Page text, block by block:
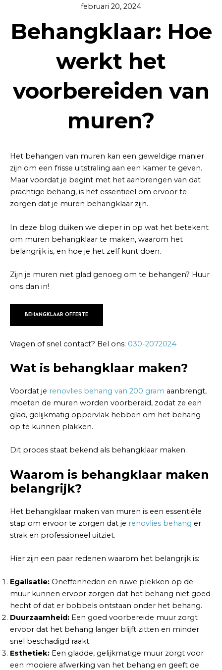
februari 20, 2024
Behangklaar: Hoe
werkt het
voorbereiden van
muren?
Het behangen van muren kan een geweldige manier
zijn om een frisse uitstraling aan een kamer te geven.
Maar voordat je begint met het aanbrengen van dat
prachtige behang, is het essentieel om ervoor te
zorgen dat je muren behangklaar zijn.
In deze blog duiken we dieper in op wat het betekent
om muren behangklaar te maken, waarom het
belangrijk is, en hoe je het zelf kunt doen.
Zijn je muren niet glad genoeg om te behangen? Huur
ons dan in!
BEHANGKLAAR OFFERTE
Vragen of snel contact? Bel ons: 030-2072024
Wat is behangklaar maken?
Voordat je renovlies behang van 200 gram aanbrengt,
moeten de muren worden voorbereid, zodat ze een
glad, gelijkmatig oppervlak hebben om het behang
op te kunnen plakken.
Dit proces staat bekend als behangklaar maken.
Waarom is behangklaar maken
belangrijk?
Het behangklaar maken van muren is een essentiële
stap om ervoor te zorgen dat je renovlies behang er
strak en professioneel uitziet.
Hier zijn een paar redenen waarom het belangrijk is:
Egalisatie: Oneffenheden en ruwe plekken op de
muur kunnen ervoor zorgen dat het behang niet goed
hecht of dat er bobbels ontstaan onder het behang.
Duurzaamheid: Een goed voorbereide muur zorgt
ervoor dat het behang langer blijft zitten en minder
snel beschadigd raakt.
Esthetiek: Een gladde, gelijkmatige muur zorgt voor
een mooiere afwerking van het behang en geeft de